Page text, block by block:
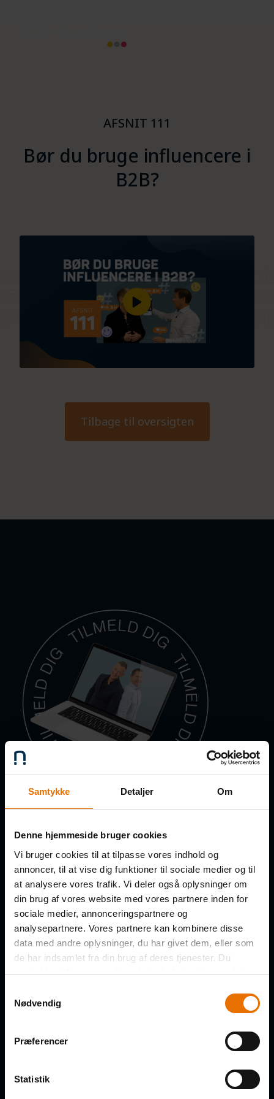
Samtykke Detaljer Om
Denne hjemmeside bruger cookies
Vi bruger cookies til at tilpasse vores indhold og
annoncer, til at vise dig funktioner til sociale medier og til
at analysere vores trafik. Vi deler også oplysninger om
din brug af vores website med vores partnere inden for
sociale medier, annonceringspartnere og
analysepartnere. Vores partnere kan kombinere disse
data med andre oplysninger, du har givet dem, eller som
de har indsamlet fra din brug af deres tjenester. Du
samtykker til vores cookies, hvis du fortsætter med at
Nødvendig
Præferencer
Statistik
AFSNIT 111
Bør du bruge influencere i
B2B?
Tilbage til oversigten
Få de nye afsnit direkte i din
indbakke
FORNAVN
EFTERNAVN